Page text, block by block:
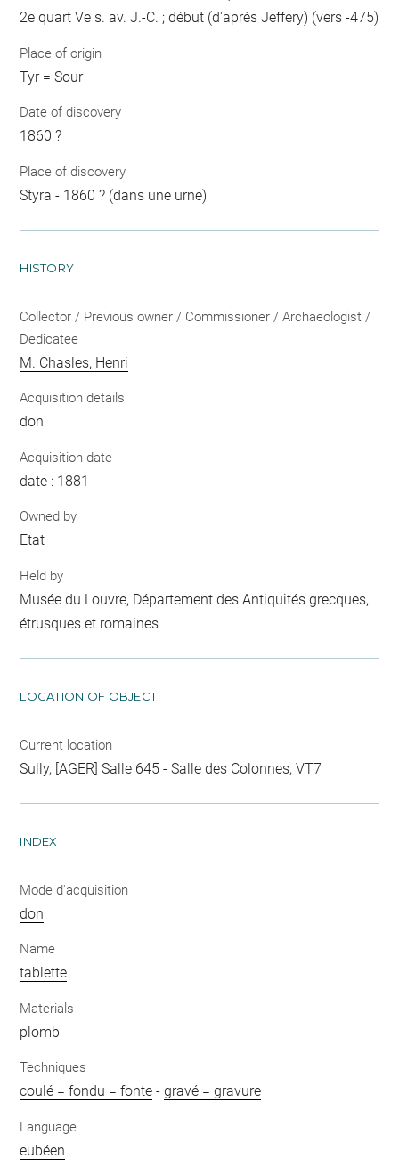
2e quart Ve s. av. J.-C. ; début (d'après Jeffery) (vers -475)
Place of origin
Tyr = Sour
Date of discovery
1860 ?
Place of discovery
Styra - 1860 ? (dans une urne)
HISTORY
Collector / Previous owner / Commissioner / Archaeologist /
Dedicatee
M. Chasles, Henri
Acquisition details
don
Acquisition date
date : 1881
Owned by
Etat
Held by
Musée du Louvre, Département des Antiquités grecques,
étrusques et romaines
LOCATION OF OBJECT
Current location
Sully, [AGER] Salle 645 - Salle des Colonnes, VT7
INDEX
Mode d'acquisition
don
Name
tablette
Materials
plomb
Techniques
coulé = fondu = fonte -gravé = gravure
Language
eubéen